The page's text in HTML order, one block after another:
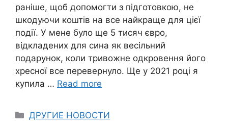
раніше, щоб допомогти з підготовкою, не
шкодуючи коштів на все найкраще для цієї
події. У мене було ще 5 тисяч євро,
відкладених для сина як весільний
подарунок, коли тривожне одкровення його
хресної все перевернуло. Ще у 2021 році я
купила … Read more
Categories
ДРУГИЕ НОВОСТИ